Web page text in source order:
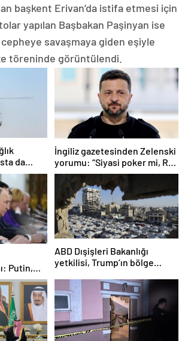
başkent Erivan’da istifa etmesi için
yapılan Başbakan Paşinyan ise
savaşmaya giden eşiyle
töreninde görüntülendi.
da
İngiliz gazetesinden Zelenski
yorumu: “Siyasi poker mi, Rus
ruleti mi?”
Putin,
ABD Dışişleri Bakanlığı
yetkilisi, Trump’ın bölge
ateşkesin gündemde
olacağını söyledi